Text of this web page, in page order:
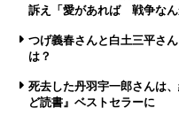
訴え「愛があれば 戦争なん
つげ義春さんと白土三平さ
は？
死去した丹羽宇一郎さんは
ど読書』ベストセラーに